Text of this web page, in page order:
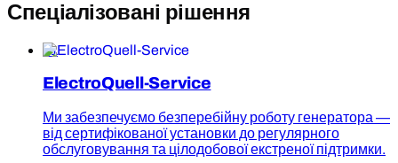
Спеціалізовані рішення
01
ElectroQuell-Service
Ми забезпечуємо безперебійну роботу генератора —
від сертифікованої установки до регулярного
обслуговування та цілодобової екстреної підтримки.